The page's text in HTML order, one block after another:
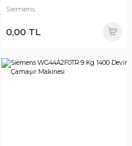
Siemens
0,00 TL